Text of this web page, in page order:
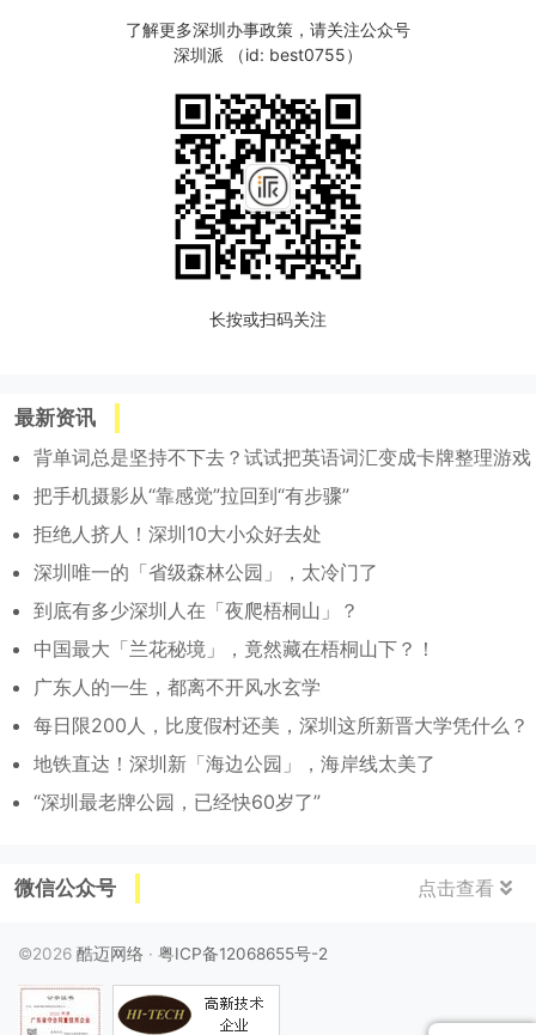
了解更多深圳办事政策，请关注公众号
深圳派 （id: best0755）
长按或扫码关注
最新资讯
背单词总是坚持不下去？试试把英语词汇变成卡牌整理游戏
把手机摄影从“靠感觉”拉回到“有步骤”
拒绝人挤人！深圳10大小众好去处
深圳唯一的「省级森林公园」，太冷门了
到底有多少深圳人在「夜爬梧桐山」？
中国最大「兰花秘境」，竟然藏在梧桐山下？！
广东人的一生，都离不开风水玄学
每日限200人，比度假村还美，深圳这所新晋大学凭什么？
地铁直达！深圳新「海边公园」，海岸线太美了
“深圳最老牌公园，已经快60岁了”
微信公众号 点击查看
©2026 酷迈网络 · 粤ICP备12068655号-2